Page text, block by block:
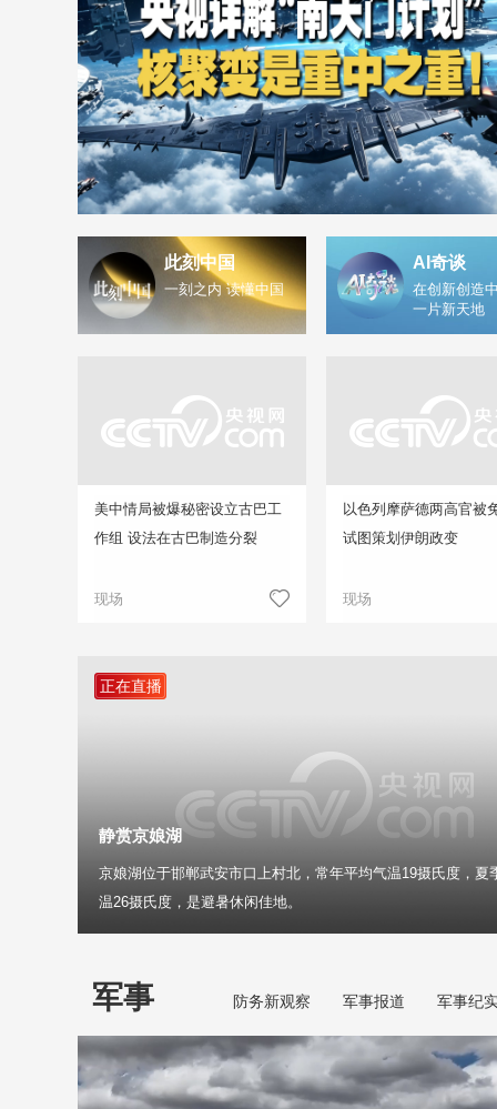
此刻中国
一刻之内 读懂中国
AI奇谈
在创新创造
一片新天地
美中情局被爆秘密设立古巴工
作组 设法在古巴制造分裂
现场
以色列摩萨德两高官被
试图策划伊朗政变
现场
正在直播
静赏京娘湖
京娘湖位于邯郸武安市口上村北，常年平均气温19摄氏度，夏
温26摄氏度，是避暑休闲佳地。
军事 防务新观察 军事报道 军事纪